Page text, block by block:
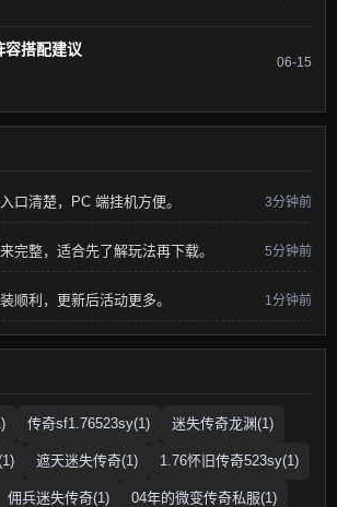
容搭配建议
06-15
口清楚，PC 端挂机方便。 3分钟前
完整，适合先了解玩法再下载。 5分钟前
顺利，更新后活动更多。 1分钟前
传奇sf1.76523sy(1) 迷失传奇龙渊(1)
遮天迷失传奇(1) 1.76怀旧传奇523sy(1)
佣兵迷失传奇(1) 04年的微变传奇私服(1)